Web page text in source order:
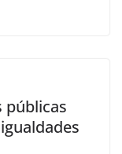
públicas